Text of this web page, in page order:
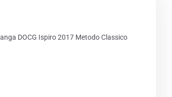
DOCG Ispiro 2017 Metodo Classico